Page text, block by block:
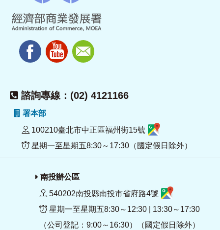
諮詢專線：(02) 4121166
署本部
100210臺北市中正區福州街15號
星期一至星期五8:30～17:30（國定假日除外）
南投辦公區
540202南投縣南投市省府路4號
星期一至星期五8:30～12:30 | 13:30～17:30
（公司登記：9:00～16:30）（國定假日除外）